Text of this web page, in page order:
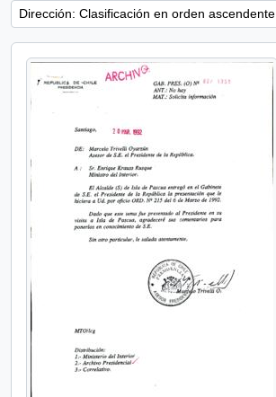
Dirección: Clasificación en orden ascendente